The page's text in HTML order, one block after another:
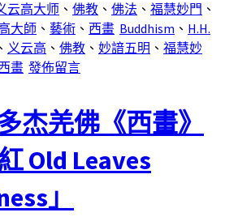
云高大师 、 佛教 、 佛法 、 福慧妙門 、
大師 、 藝術 、 西畫 Buddhism 、 H.H.
、 义云高 、 佛教 、 妙諳五明 、 福慧妙
畫 發佈留言
杰羌佛《西畫》
Old Leaves
」